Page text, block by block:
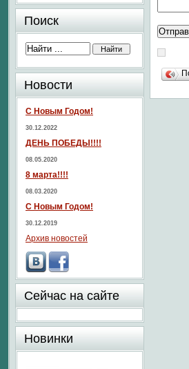
Поиск
Новости
С Новым Годом!
30.12.2022
ДЕНЬ ПОБЕДЫ!!!!
08.05.2020
8 марта!!!!
08.03.2020
С Новым Годом!
30.12.2019
Архив новостей
Сейчас на сайте
Новинки